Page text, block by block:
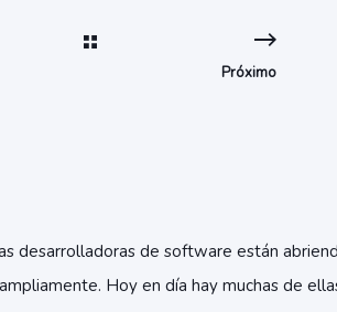
Próximo
desarrolladoras de software están
Hoy en día hay muchas de